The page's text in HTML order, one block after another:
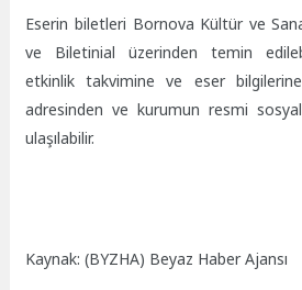
Eserin biletleri Bornova Kültür ve
ve Biletinial üzerinden temin
etkinlik takvimine ve eser
adresinden ve kurumun resmi
ulaşılabilir.
Kaynak: (BYZHA) Beyaz Haber Ajansı